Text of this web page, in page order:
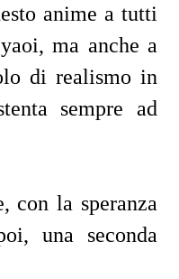
anime a tutti
ma anche a
di realismo in
sempre ad
con la speranza
una seconda